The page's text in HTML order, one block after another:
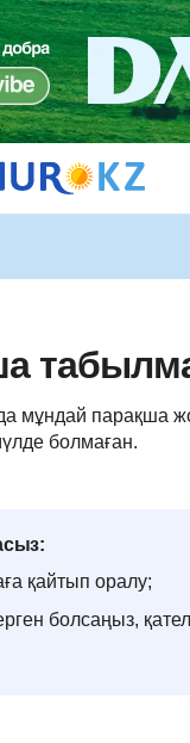
мұндай парақша
болмаған.
қайтып оралу;
болсаңыз,